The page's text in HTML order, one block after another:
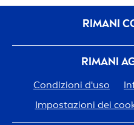
RIMANI
Condizioni d'uso
Impostazioni dei
RIMANI